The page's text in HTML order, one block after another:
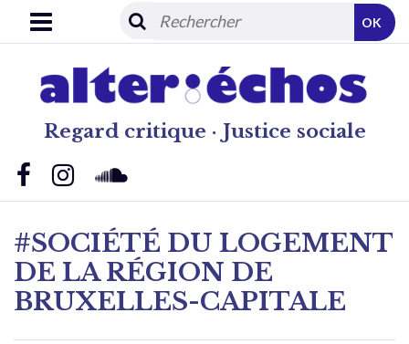
Regard critique · Justice sociale
OK
#SOCIÉTÉ DU LOGEMENT
DE LA RÉGION DE
BRUXELLES-CAPITALE